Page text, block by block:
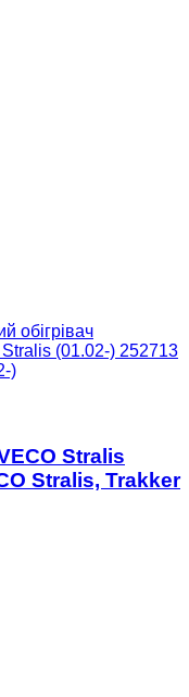
обігрівач
(01.02-) 252713
)
Stralis
Stralis, Trakker